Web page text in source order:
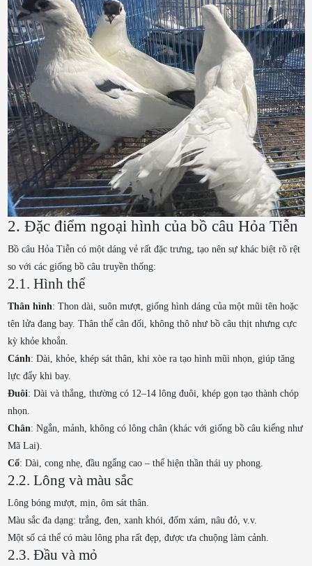
2. Đặc điểm ngoại hình của bồ câu Hỏa Tiễn
Bồ câu Hỏa Tiễn có một dáng vẻ rất đặc trưng, tạo nên sự khác biệt rõ rệt
so với các giống bồ câu truyền thống:
2.1. Hình thể
Thân hình: Thon dài, suôn mượt, giống hình dáng của một mũi tên hoặc
tên lửa đang bay. Thân thể cân đối, không thô như bồ câu thịt nhưng cực
kỳ khỏe khoắn.
Cánh: Dài, khỏe, khép sát thân, khi xòe ra tạo hình mũi nhọn, giúp tăng
lực đẩy khi bay.
Đuôi: Dài và thẳng, thường có 12–14 lông đuôi, khép gọn tạo thành chóp
nhọn.
Chân: Ngắn, mảnh, không có lông chân (khác với giống bồ câu kiểng như
Mã Lai).
Cổ: Dài, cong nhẹ, đầu ngẩng cao – thể hiện thần thái uy phong.
2.2. Lông và màu sắc
Lông bóng mượt, mịn, ôm sát thân.
Màu sắc đa dạng: trắng, đen, xanh khói, đốm xám, nâu đỏ, v.v.
Một số cá thể có màu lông pha rất đẹp, được ưa chuộng làm cảnh.
2.3. Đầu và mỏ